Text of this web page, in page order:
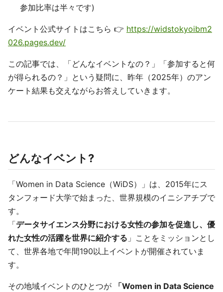
参加比率は半々です)
イベント公式サイトはこちら 👉 https://widstokyoibm2
026.pages.dev/
この記事では、「どんなイベントなの？」「参加すると何
が得られるの？」という疑問に、昨年（2025年）のアン
ケート結果も交えながらお答えしていきます。
どんなイベント?
「Women in Data Science（WiDS）」は、2015年にス
タンフォード大学で始まった、世界規模のイニシアチブで
す。
「データサイエンス分野における女性の参加を促進し、優
れた女性の活躍を世界に紹介する 」ことをミッションとし
て、世界各地で年間190以上イベントが開催されていま
す。
その地域イベントのひとつが
「Women in Data Science